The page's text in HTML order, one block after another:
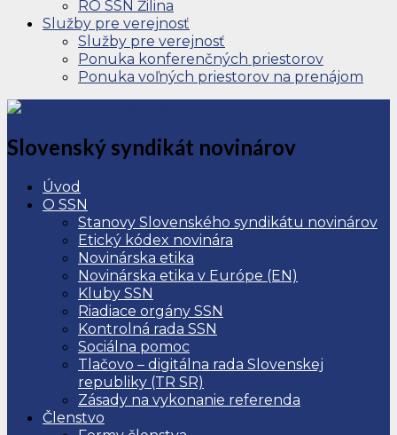
RO SSN Žilina
Služby pre verejnosť
Služby pre verejnosť
Ponuka konferenčných priestorov
Ponuka voľných priestorov na prenájom
Slovenský syndikát novinárov
Úvod
O SSN
Stanovy Slovenského syndikátu novinárov
Etický kódex novinára
Novinárska etika
Novinárska etika v Európe (EN)
Kluby SSN
Riadiace orgány SSN
Kontrolná rada SSN
Sociálna pomoc
Tlačovo – digitálna rada Slovenskej
republiky (TR SR)
Zásady na vykonanie referenda
Členstvo